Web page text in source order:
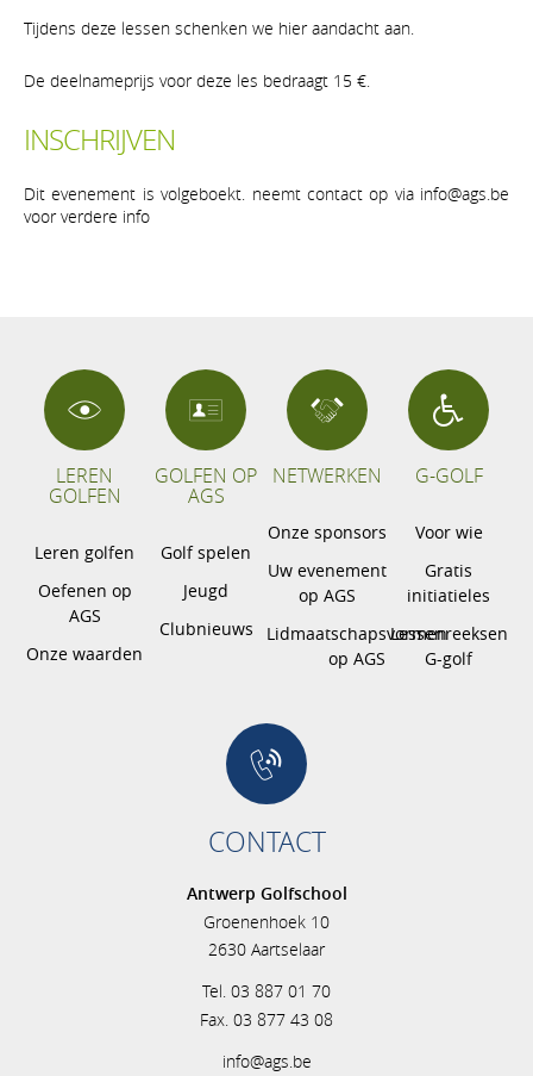
Tijdens deze lessen schenken we hier aandacht aan.
De deelnameprijs voor deze les bedraagt 15 €.
INSCHRIJVEN
Dit evenement is volgeboekt. neemt contact op via info@ags.be
voor verdere info
LEREN
GOLFEN
Leren golfen
Oefenen op
AGS
Onze waarden
GOLFEN OP
AGS
Golf spelen
Jeugd
Clubnieuws
NETWERKEN
Onze sponsors
Uw evenement
op AGS
Lidmaatschapsvormen
op AGS
G-GOLF
Voor wie
Gratis
initiatieles
Lessenreeksen
G-golf
CONTACT
Antwerp Golfschool
Groenenhoek 10
2630 Aartselaar
Tel. 03 887 01 70
Fax. 03 877 43 08
info@ags.be